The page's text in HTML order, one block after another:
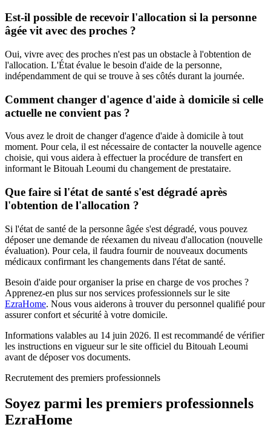
Est-il possible de recevoir l'allocation si la personne
âgée vit avec des proches ?
Oui, vivre avec des proches n'est pas un obstacle à l'obtention de
l'allocation. L'État évalue le besoin d'aide de la personne,
indépendamment de qui se trouve à ses côtés durant la journée.
Comment changer d'agence d'aide à domicile si celle
actuelle ne convient pas ?
Vous avez le droit de changer d'agence d'aide à domicile à tout
moment. Pour cela, il est nécessaire de contacter la nouvelle agence
choisie, qui vous aidera à effectuer la procédure de transfert en
informant le Bitouah Leoumi du changement de prestataire.
Que faire si l'état de santé s'est dégradé après
l'obtention de l'allocation ?
Si l'état de santé de la personne âgée s'est dégradé, vous pouvez
déposer une demande de réexamen du niveau d'allocation (nouvelle
évaluation). Pour cela, il faudra fournir de nouveaux documents
médicaux confirmant les changements dans l'état de santé.
Besoin d'aide pour organiser la prise en charge de vos proches ?
Apprenez-en plus sur nos services professionnels sur le site
EzraHome. Nous vous aiderons à trouver du personnel qualifié pour
assurer confort et sécurité à votre domicile.
Informations valables au 14 juin 2026. Il est recommandé de vérifier
les instructions en vigueur sur le site officiel du Bitouah Leoumi
avant de déposer vos documents.
Recrutement des premiers professionnels
Soyez parmi les premiers professionnels
EzraHome